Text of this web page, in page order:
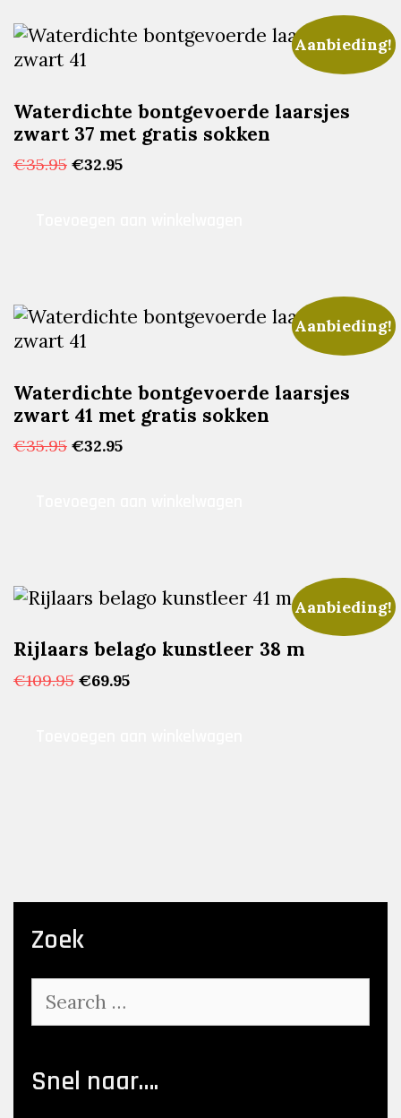
Aanbieding!
Waterdichte bontgevoerde laarsjes
zwart 37 met gratis sokken
€35.95 Oorspronkelijke
€32.95Huidige
Aanbieding!
Waterdichte bontgevoerde laarsjes
zwart 41 met gratis sokken
€35.95 Oorspronkelijke
€32.95Huidige
Aanbieding!
Rijlaars belago kunstleer 38 m
€109.95 Oorspronkelijke
€69.95Huidige
Zoek
for:
Snel naar….